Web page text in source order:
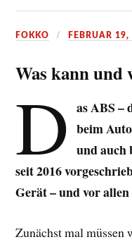
FOKKO FEBRUAR 19,
Was kann und
D as ABS –
beim
und auch
seit 2016
Gerät – und vor
Zunächst mal müssen